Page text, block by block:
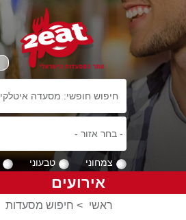
צמחוני טבעוני
אירועים
ראשי > חיפוש מסעדות